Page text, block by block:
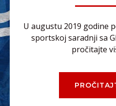
U augustu 2019 godine
sportskoj saradnji sa
pročitajte